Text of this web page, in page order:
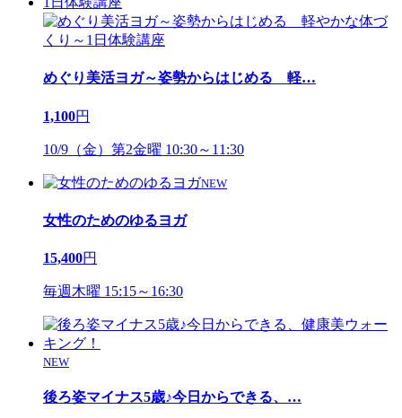
めぐり美活ヨガ～姿勢からはじめる 軽…
1,100円
10/9（金）第2金曜 10:30～11:30
NEW
女性のためのゆるヨガ
15,400円
毎週木曜 15:15～16:30
NEW
後ろ姿マイナス5歳♪今日からできる、 …